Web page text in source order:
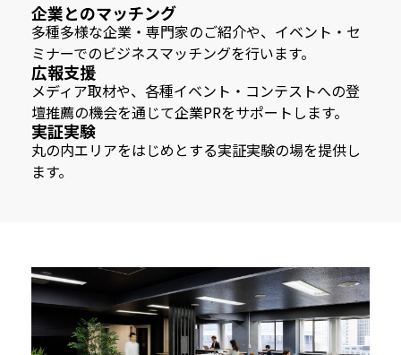
企業とのマッチング
多種多様な企業・専門家のご紹介や、イベント・セ
ミナーでのビジネスマッチングを行います。
広報支援
メディア取材や、各種イベント・コンテストへの登
壇推薦の機会を通じて企業PRをサポートします。
実証実験
丸の内エリアをはじめとする実証実験の場を提供し
ます。